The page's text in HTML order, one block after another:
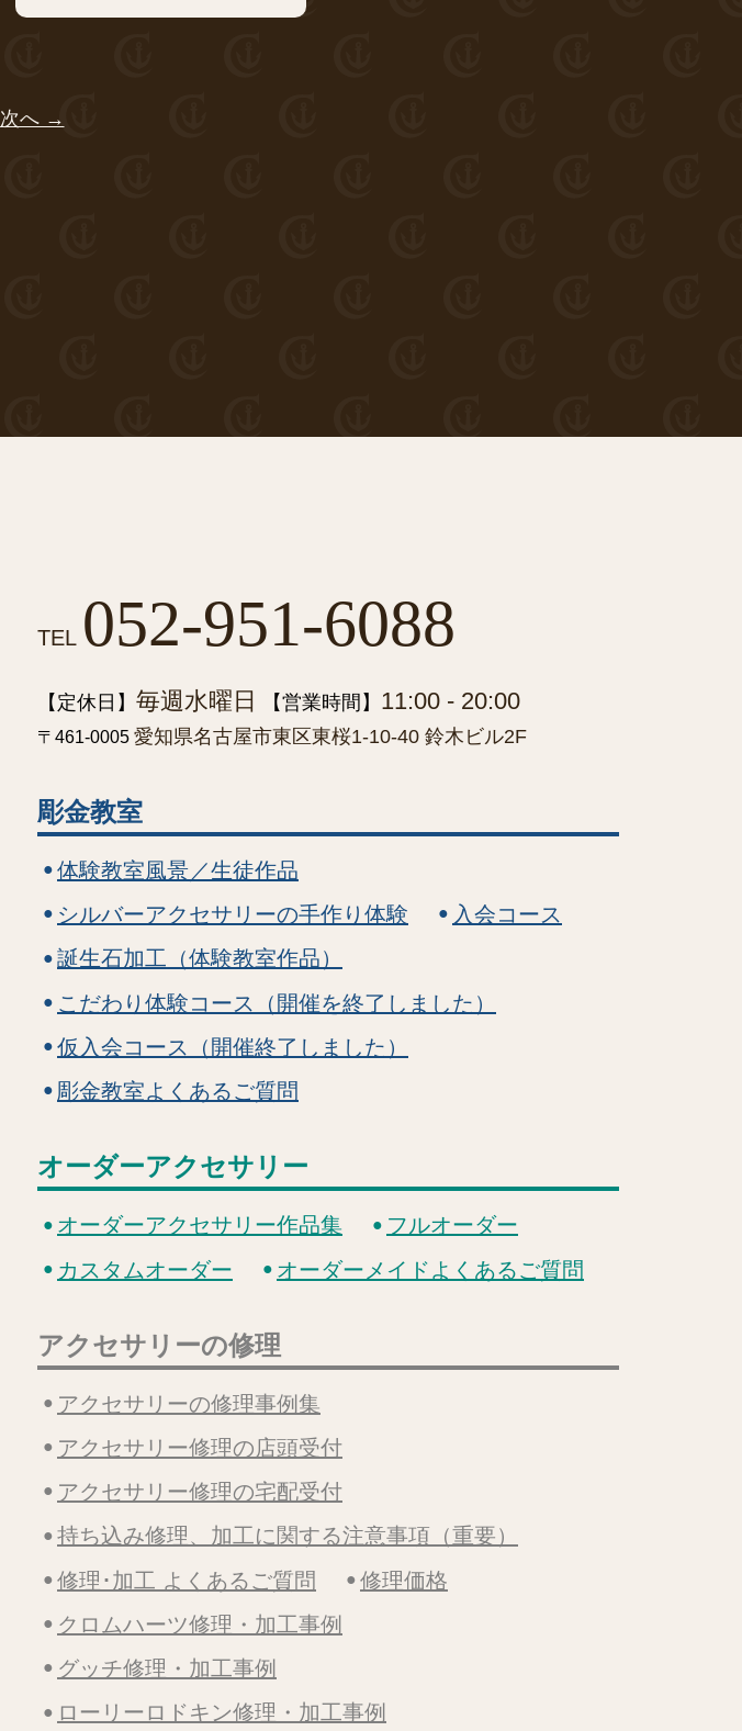
次へ →
TEL 052-951-6088
【定休日】 毎週水曜日 【営業時間】 11:00 - 20:00
〒461-0005 愛知県名古屋市東区東桜1-10-40 鈴木ビル2F
彫金教室
体験教室風景／生徒作品
シルバーアクセサリーの手作り体験
入会コース
誕生石加工（体験教室作品）
こだわり体験コース（開催を終了しました）
仮入会コース（開催終了しました）
彫金教室よくあるご質問
オーダーアクセサリー
オーダーアクセサリー作品集
フルオーダー
カスタムオーダー
オーダーメイドよくあるご質問
アクセサリーの修理
アクセサリーの修理事例集
アクセサリー修理の店頭受付
アクセサリー修理の宅配受付
持ち込み修理、加工に関する注意事項（重要）
修理･加工 よくあるご質問
修理価格
クロムハーツ修理・加工事例
グッチ修理・加工事例
ローリーロドキン修理・加工事例